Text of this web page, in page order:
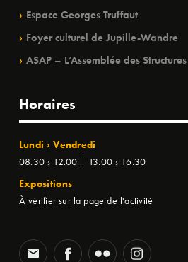
Espace Georges Truffaut
Foyer culturel de Jupille-Wandre
ASAP – L’Assemblée des
Horaires
Lundi › Vendredi
08:30 › 12:00 | 13:00 › 16:30
Expositions
À vérifier sur la page de l'activité